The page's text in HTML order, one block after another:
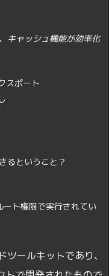
キャッシュ機能が効率化
スポート
るということ？
ート権限で実行されてい
ールキットであり、